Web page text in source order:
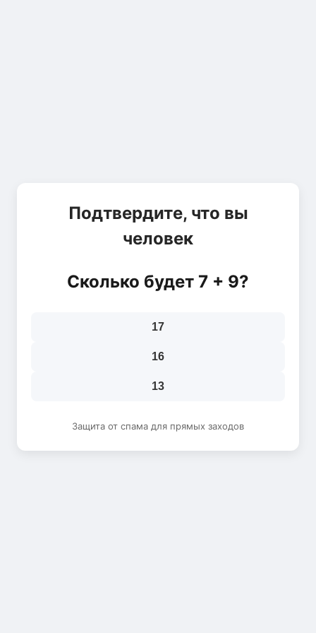
Подтвердите, что вы
человек
Сколько будет 7 + 9?
17
16
13
Защита от спама для прямых заходов